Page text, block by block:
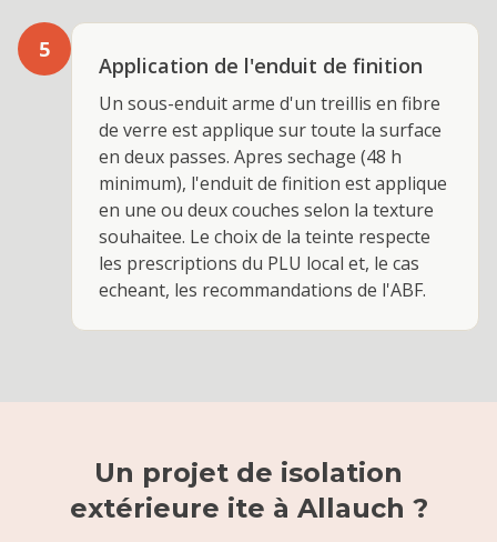
5
Application de l'enduit de finition
Un sous-enduit arme d'un treillis en fibre
de verre est applique sur toute la surface
en deux passes. Apres sechage (48 h
minimum), l'enduit de finition est applique
en une ou deux couches selon la texture
souhaitee. Le choix de la teinte respecte
les prescriptions du PLU local et, le cas
echeant, les recommandations de l'ABF.
Un projet de isolation
extérieure ite à Allauch ?